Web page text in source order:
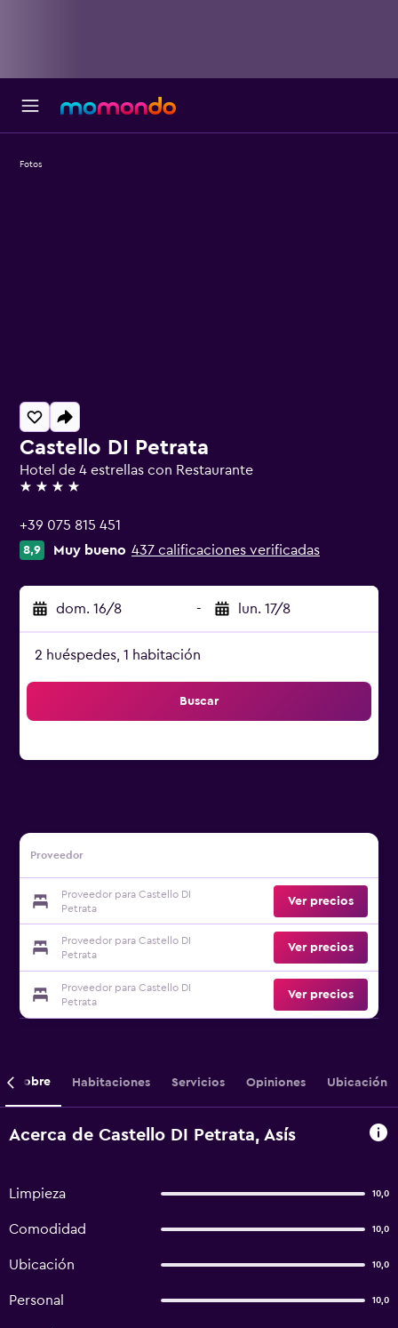
Castello DI Petrata
Hotel de 4 estrellas con Restaurante
4 estrellas
+39 075 815 451
8,9 Muy bueno 437 calificaciones verificadas
dom. 16/8 - lun. 17/8
2 huéspedes, 1 habitación
Buscar
Proveedor
Proveedor para Castello DI
Petrata
Ver precios
Proveedor para Castello DI
Petrata
Ver precios
Proveedor para Castello DI
Petrata
Ver precios
Fotos
Sobre Habitaciones Servicios Opiniones Ubicación
Acerca de Castello DI Petrata, Asís
Limpieza 10,0
Comodidad 10,0
Ubicación 10,0
Personal 10,0